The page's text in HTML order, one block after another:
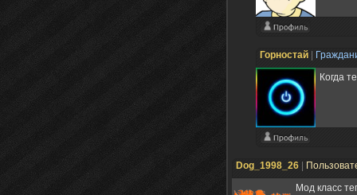
Горностай
Когда
Dog_1998_26
Мод класс